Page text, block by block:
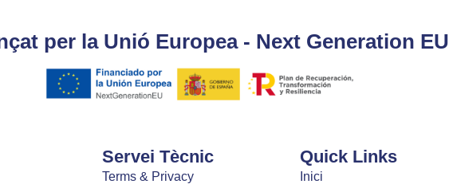
per la Unió Europea - Next Generation EU
Servei Tècnic
Terms & Privacy
Quick Links
Inici